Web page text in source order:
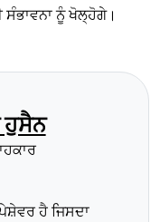
ਨੂੰ ਖੋਲ੍ਹੋਗੇ।
ਹੁਸੈਨ
ਹੈ ਜਿਸਦਾ